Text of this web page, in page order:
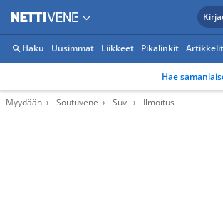
Haku Uusimmat Liikkeet Pikalinkit Artikkelit
Hae
Myydään Soutuvene Suvi Ilmoitus